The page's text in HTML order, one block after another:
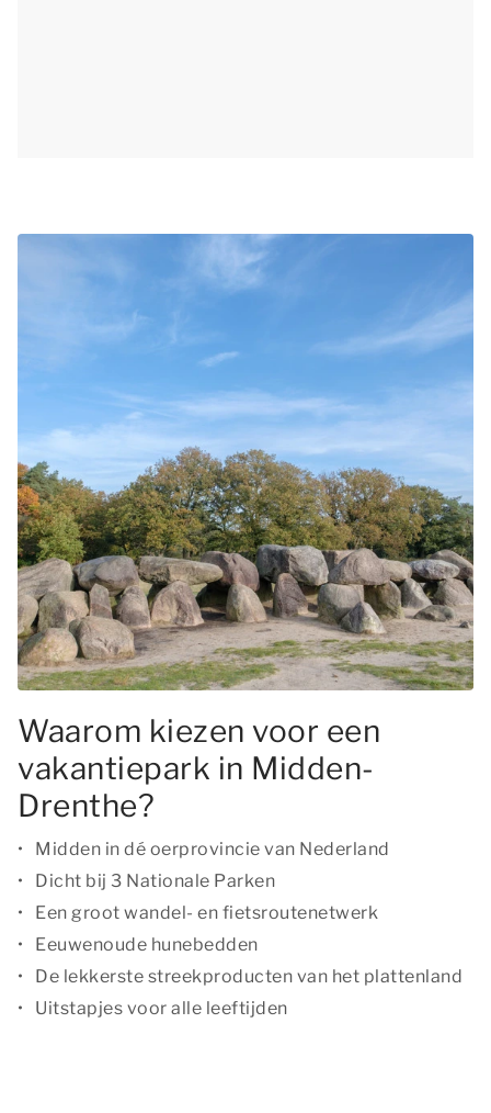
Waarom kiezen voor een
vakantiepark in Midden-
Drenthe?
Midden in dé oerprovincie van Nederland
Dicht bij 3 Nationale Parken
Een groot wandel- en fietsroutenetwerk
Eeuwenoude hunebedden
De lekkerste streekproducten van het plattenland
Uitstapjes voor alle leeftijden